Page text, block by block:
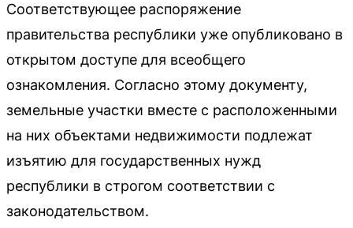
Соответствующее распоряжение
правительства республики уже опубликовано в
открытом доступе для всеобщего
ознакомления. Согласно этому документу,
земельные участки вместе с расположенными
на них объектами недвижимости подлежат
изъятию для государственных нужд
республики в строгом соответствии с
законодательством.